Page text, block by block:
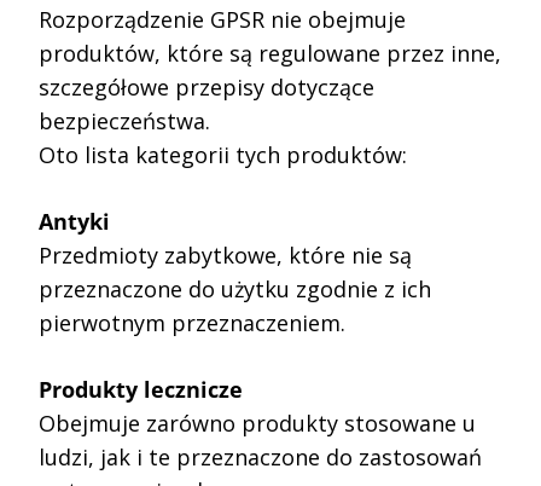
Rozporządzenie GPSR nie obejmuje
produktów, które są regulowane przez inne,
szczegółowe przepisy dotyczące
bezpieczeństwa.
Oto lista kategorii tych produktów:
Antyki
Przedmioty zabytkowe, które nie są
przeznaczone do użytku zgodnie z ich
pierwotnym przeznaczeniem.
Produkty lecznicze
Obejmuje zarówno produkty stosowane u
ludzi, jak i te przeznaczone do zastosowań